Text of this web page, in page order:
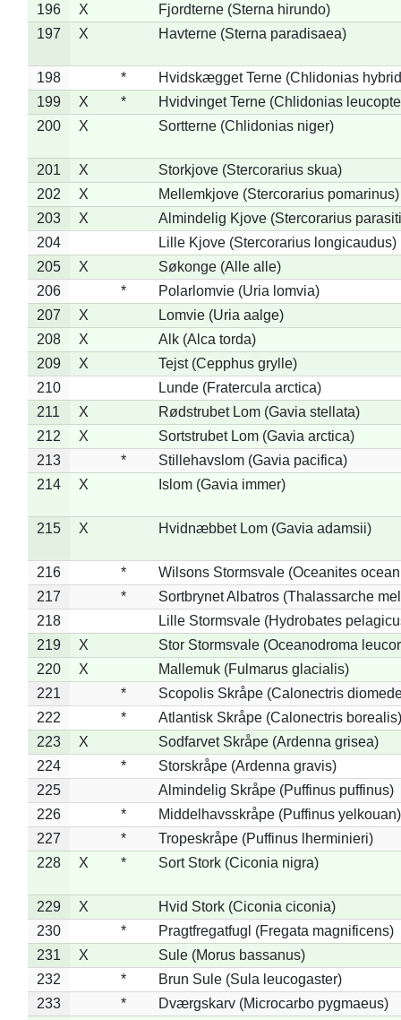
196 X
Fjordterne (Sterna hirundo)
197
X Havterne (Sterna paradisaea)
198 *
Hvidskægget Terne (Chlidonias
199
X *
Hvidvinget Terne (Chlidonias
200
X Sortterne (Chlidonias niger)
201 X
Storkjove (Stercorarius skua)
202
X
Mellemkjove (Stercorarius pomarinus)
203
X
Almindelig Kjove (Stercorarius
204
Lille Kjove (Stercorarius longicaudus)
205
X
Søkonge (Alle alle)
206
*
Polarlomvie (Uria lomvia)
207
X
Lomvie (Uria aalge)
208
X
Alk (Alca torda)
209
X
Tejst (Cepphus grylle)
210
Lunde (Fratercula arctica)
211
X
Rødstrubet Lom (Gavia stellata)
212
X
Sortstrubet Lom (Gavia arctica)
213
*
Stillehavslom (Gavia pacifica)
214
X Islom (Gavia immer)
215 X Hvidnæbbet Lom (Gavia adamsii)
216 *
Wilsons Stormsvale (Oceanites
217
*
Sortbrynet Albatros (Thalassarche
218
Lille Stormsvale (Hydrobates
219
X
Stor Stormsvale (Oceanodroma
220
X
Mallemuk (Fulmarus glacialis)
221
*
Scopolis Skråpe (Calonectris
222
*
Atlantisk Skråpe (Calonectris borealis)
223
X
Sodfarvet Skråpe (Ardenna grisea)
224
*
Storskråpe (Ardenna gravis)
225
Almindelig Skråpe (Puffinus puffinus)
226
*
Middelhavsskråpe (Puffinus yelkouan)
227
*
Tropeskråpe (Puffinus lherminieri)
228
X * Sort Stork (Ciconia nigra)
229 X
Hvid Stork (Ciconia ciconia)
230
*
Pragtfregatfugl (Fregata magnificens)
231
X
Sule (Morus bassanus)
232
*
Brun Sule (Sula leucogaster)
233
*
Dværgskarv (Microcarbo pygmaeus)